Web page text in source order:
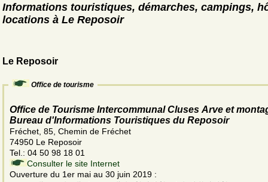
Informations touristiques, démarches, campings,
locations à Le Reposoir
Le Reposoir
Office de tourisme
Office de Tourisme Intercommunal Cluses Arve et
Bureau d'Informations Touristiques du Reposoir
Fréchet, 85, Chemin de Fréchet
74950 Le Reposoir
Tel.: 04 50 98 18 01
Consulter le site Internet
Ouverture du 1er mai au 30 juin 2019 :